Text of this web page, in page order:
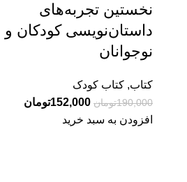
نخستین تجربه‌های
داستان‌نویسی کودکان و
نوجوانان
کتاب, کتاب کودک
190,000تومان 152,000تومان
افزودن به سبد خرید